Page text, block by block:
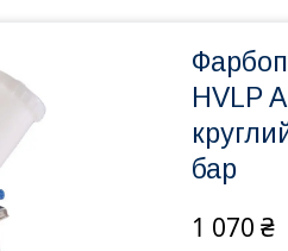
HVLP
бар
1 070 ₴